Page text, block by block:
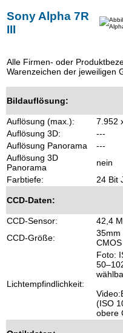
Sony Alpha 7R
III
Alle Firmen- oder
Warenzeichen der jeweiligen
Bildauflösung:
Auflösung (max.):
7.952
Auflösung 3D:
---
Auflösung Panorama
---
Auflösung 3D
Panorama
nein
Farbtiefe:
24 Bit
CCD-Daten:
CCD-Sensor:
42,4
CCD-Größe:
35mm
Lichtempfindlichkeit:
Foto:
(ISO
obere